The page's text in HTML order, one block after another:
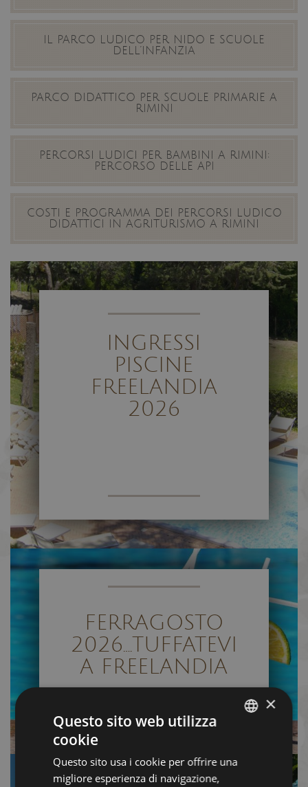
IL PARCO LUDICO PER NIDO E SCUOLE
DELL’INFANZIA
PARCO DIDATTICO PER SCUOLE PRIMARIE A
RIMINI
PERCORSI LUDICI PER BAMBINI A RIMINI:
PERCORSO DELLE API
COSTI E PROGRAMMA DEI PERCORSI LUDICO
DIDATTICI IN AGRITURISMO A RIMINI
INGRESSI
PISCINE
FREELANDIA
2026
FERRAGOSTO
2026….TUFFATEVI
A FREELANDIA
ENGLISH
×
Questo sito web utilizza
cookie
Questo sito usa i cookie per offrire una
migliore esperienza di navigazione,